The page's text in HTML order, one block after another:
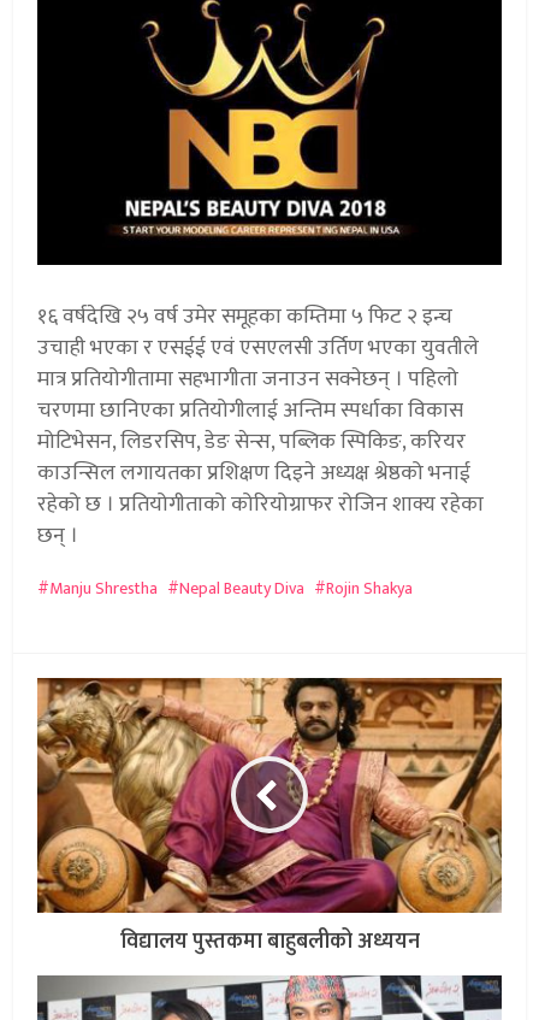
१६ वर्षदेखि २५ वर्ष उमेर समूहका कम्तिमा ५ फिट २ इन्च
उचाही भएका र एसईई एवं एसएलसी उर्तिण भएका युवतीले
मात्र प्रतियोगीतामा सहभागीता जनाउन सक्नेछन् । पहिलो
चरणमा छानिएका प्रतियोगीलाई अन्तिम स्पर्धाका विकास
मोटिभेसन, लिडरसिप, डेङ सेन्स, पब्लिक स्पिकिङ, करियर
काउन्सिल लगायतका प्रशिक्षण दिइने अध्यक्ष श्रेष्ठको भनाई
रहेको छ । प्रतियोगीताको कोरियोग्राफर रोजिन शाक्य रहेका
छन् ।
Manju Shrestha Nepal Beauty Diva Rojin Shakya
विद्यालय पुस्तकमा बाहुबलीको अध्ययन